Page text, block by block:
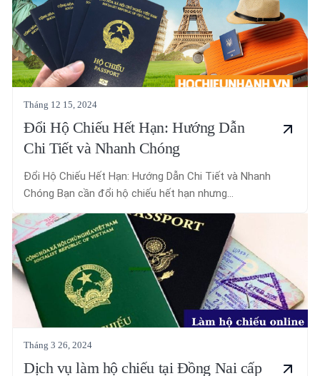
Tháng 12 15, 2024
Đổi Hộ Chiếu Hết Hạn: Hướng Dẫn
Chi Tiết và Nhanh Chóng
Đổi Hộ Chiếu Hết Hạn: Hướng Dẫn Chi Tiết và Nhanh
Chóng Bạn cần đổi hộ chiếu hết hạn nhưng...
Tháng 3 26, 2024
Dịch vụ làm hộ chiếu tại Đồng Nai cấp